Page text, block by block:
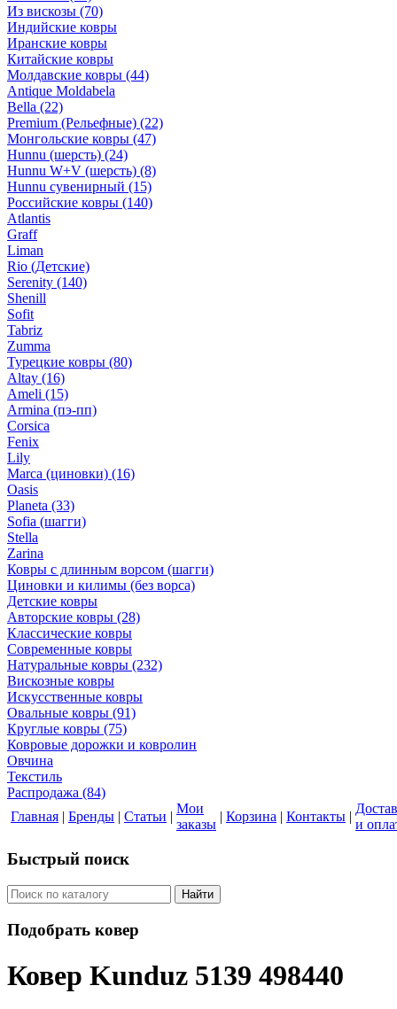
Из вискозы (70)
Индийские ковры
Иранские ковры
Китайские ковры
Молдавские ковры (44)
Antique Moldabela
Bella (22)
Premium (Рельефные) (22)
Монгольские ковры (47)
Hunnu (шерсть) (24)
Hunnu W+V (шерсть) (8)
Hunnu сувенирный (15)
Российские ковры (140)
Atlantis
Graff
Liman
Rio (Детские)
Serenity (140)
Shenill
Sofit
Tabriz
Zumma
Турецкие ковры (80)
Altay (16)
Ameli (15)
Armina (пэ-пп)
Corsica
Fenix
Lily
Marca (циновки) (16)
Oasis
Planeta (33)
Sofia (шагги)
Stella
Zarina
Ковры с длинным ворсом (шагги)
Циновки и килимы (без ворса)
Детские ковры
Авторские ковры (28)
Классические ковры
Современные ковры
Натуральные ковры (232)
Вискозные ковры
Искусственные ковры
Овальные ковры (91)
Круглые ковры (75)
Ковровые дорожки и ковролин
Овчина
Текстиль
Распродажа (84)
Главная | Бренды | Статьи |
Мои
заказы
| Корзина | Контакты |
и
Быстрый поиск
Найти
Подобрать ковер
Ковер Kunduz 5139 498440